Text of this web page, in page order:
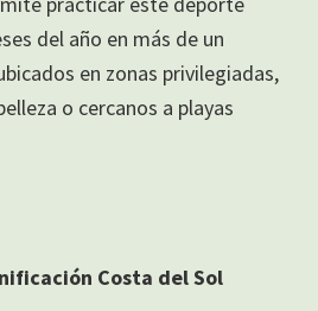
del año en más de un
en zonas privilegiadas,
o cercanos a playas
Costa del Sol